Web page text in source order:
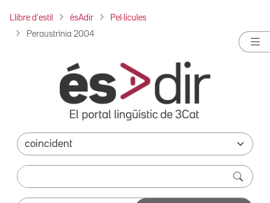
Llibre d'estil ésAdir Pel·lícules
Peraustrínia 2004